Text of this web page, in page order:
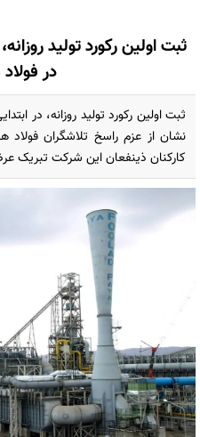
ثبت اولین رکورد تولید
در
ثبت اولین رکورد تولید روزانه، در
نشان از عزم راسخ تلاشگران
کارکنان ذینفعان این شرکت تبریک